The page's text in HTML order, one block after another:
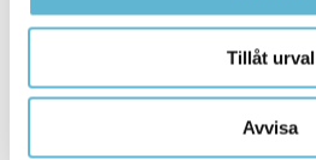
Tillåt urval
Avvisa
m³/tömning, deltömning
Schemalagd tömning, upp till 4